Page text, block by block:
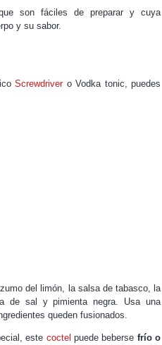
son fáciles de preparar y cuya
y su sabor.
Screwdrivero Vodka tonic, puedes
del limón, la salsa de tabasco, la
de sal y pimienta negra. Usa una
queden fusionados.
este coctel puede beberse frío o